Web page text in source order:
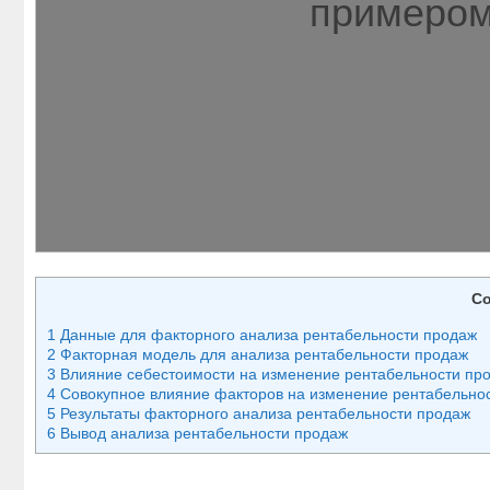
1 Данные для факторного анализа рентабельности продаж
2 Факторная модель для анализа рентабельности продаж
3 Влияние себестоимости на изменение рентабельности
4 Совокупное влияние факторов на изменение
5 Результаты факторного анализа рентабельности продаж
6 Вывод анализа рентабельности продаж